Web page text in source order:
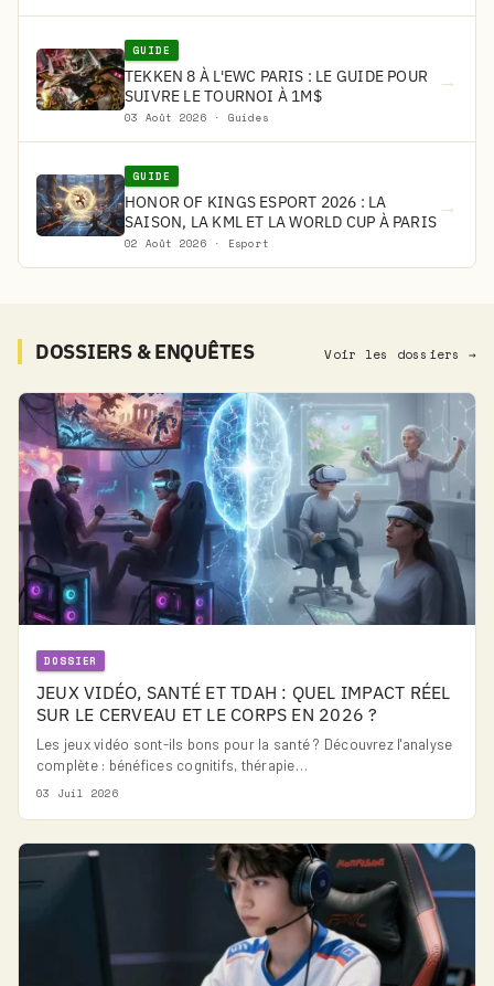
GUIDE
TEKKEN 8 À L'EWC PARIS : LE GUIDE POUR
SUIVRE LE TOURNOI À 1M$
03 Août 2026 · Guides
→
GUIDE
HONOR OF KINGS ESPORT 2026 : LA
SAISON, LA KML ET LA WORLD CUP À PARIS
02 Août 2026 · Esport
→
DOSSIERS & ENQUÊTES Voir les dossiers →
DOSSIER
JEUX VIDÉO, SANTÉ ET TDAH : QUEL IMPACT RÉEL
SUR LE CERVEAU ET LE CORPS EN 2026 ?
Les jeux vidéo sont-ils bons pour la santé ? Découvrez l'analyse
complète : bénéfices cognitifs, thérapie…
03 Juil 2026